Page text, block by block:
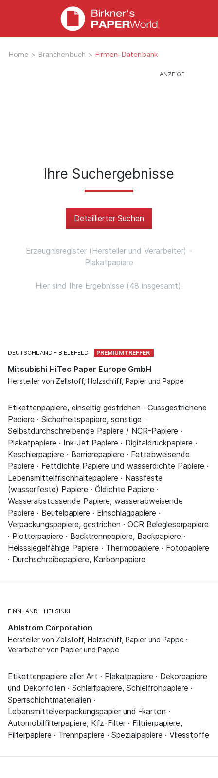
Home > Branchenbuch > Firmen-Datenbank
Ihre Suchergebnisse
Detaillierter Suchen
Erzeugnisregister (Hersteller und Verarbeiter) -
Plakatpapiere
Hier sind Ihre Ergebnisse (48 insgesamt):
DEUTSCHLAND BIELEFELD
Mitsubishi HiTec Paper Europe GmbH
Hersteller von Zellstoff, Holzschliff, Papier und Pappe
Etikettenpapiere, einseitig gestrichen · Gussgestrichene
Papiere · Sicherheitspapiere, sonstige ·
Selbstdurchschreibende Papiere / NCR-Papiere ·
Plakatpapiere · Ink-Jet Papiere · Digitaldruckpapiere ·
Kaschierpapiere · Barrierepapiere · Fettabweisende
Papiere · Fettdichte Papiere und wasserdichte Papiere ·
Lebensmittelfrischhaltepapiere · Nassfeste
(wasserfeste) Papiere · Öldichte Papiere ·
Wasserabstossende Papiere, wasserabweisende
Papiere · Beutelpapiere · Einschlagpapiere ·
Verpackungspapiere, gestrichen · OCR Belegleserpapiere
· Plotterpapiere · Backtrennpapiere, Backpapiere ·
Heisssiegelfähige Papiere · Thermopapiere · Fotopapiere
· Durchschreibepapiere, Karbonpapiere
FINNLAND HELSINKI
Ahlstrom Corporation
Hersteller von Zellstoff, Holzschliff, Papier und Pappe ·
Verarbeiter von Papier und Pappe
Etikettenpapiere aller Art · Plakatpapiere · Dekorpapiere
und Dekorfolien · Schleifpapiere, Schleifrohpapiere ·
Sperrschichtmaterialien ·
Lebensmittelverpackungspapier und -karton ·
Automobilfilterpapiere, Kfz-Filter · Filtrierpapiere,
Filterpapiere · Trennpapiere · Spezialpapiere · Vliesstoffe